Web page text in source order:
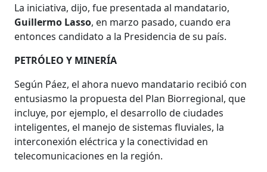
La iniciativa, dijo, fue presentada al mandatario,
Guillermo Lasso, en marzo pasado, cuando era
entonces candidato a la Presidencia de su país.
PETRÓLEO Y MINERÍA
Según Páez, el ahora nuevo mandatario recibió con
entusiasmo la propuesta del Plan Biorregional, que
incluye, por ejemplo, el desarrollo de ciudades
inteligentes, el manejo de sistemas fluviales, la
interconexión eléctrica y la conectividad en
telecomunicaciones en la región.